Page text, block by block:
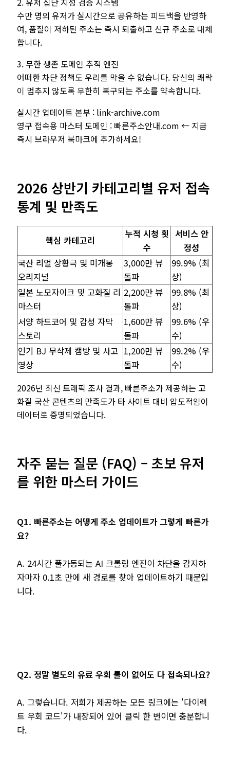
수만 명의 유저가 실시간으로 공유하는 피드백을 반영하
여, 품질이 저하된 주소는 즉시 퇴출하고 신규 주소로 대체
합니다.
3. 무한 생존 도메인 추적 엔진
어떠한 차단 정책도 우리를 막을 수 없습니다. 당신의 쾌락
이 멈추지 않도록 무한히 복구되는 주소를 약속합니다.
실시간 업데이트 본부 : link-archive.com
영구 접속용 마스터 도메인 : 빠른주소안내.com ← 지금
즉시 브라우저 북마크에 추가하세요!
2026 상반기 카테고리별 유저 접속
통계 및 만족도
핵심 카테고리
누적 시청 횟
수
서비스 안
정성
국산 리얼 상황극 및 미개봉
오리지널
3,000만 뷰
돌파
99.9% (최
상)
일본 노모자이크 및 고화질 리
마스터
2,200만 뷰
돌파
99.8% (최
상)
서양 하드코어 및 감성 자막
스토리
1,600만 뷰
돌파
99.6% (우
수)
인기 BJ 무삭제 캠방 및 사고
영상
1,200만 뷰
돌파
99.2% (우
수)
2026년 최신 트래픽 조사 결과, 빠른주소가 제공하는 고
화질 국산 콘텐츠의 만족도가 타 사이트 대비 압도적임이
데이터로 증명되었습니다.
자주 묻는 질문 (FAQ) – 초보 유저
를 위한 마스터 가이드
Q1. 빠른주소는 어떻게 주소 업데이트가 그렇게 빠른가
요?
A. 24시간 풀가동되는 AI 크롤링 엔진이 차단을 감지하
자마자 0.1초 만에 새 경로를 찾아 업데이트하기 때문입
니다.
Q2. 정말 별도의 유료 우회 툴이 없어도 다 접속되나요?
A. 그렇습니다. 저희가 제공하는 모든 링크에는 '다이렉
트 우회 코드'가 내장되어 있어 클릭 한 번이면 충분합니
다.